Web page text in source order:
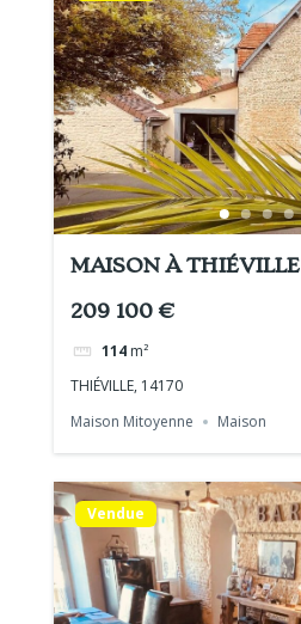
MAISON À THIÉVILLE
209 100 €
114 m²
THIÉVILLE, 14170
Maison Mitoyenne
Maison
Vendue